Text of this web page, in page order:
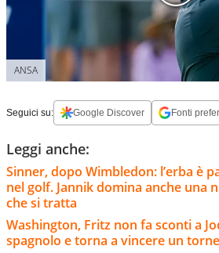
ANSA
Seguici su: Google Discover Fonti
Leggi anche:
Sinner, dopo Wimbledon: l’erba è
nel golf. Jannik domina anche una
che si tratta
Washington, Fritz non fa sconti a
spagnolo e torna a vincere un